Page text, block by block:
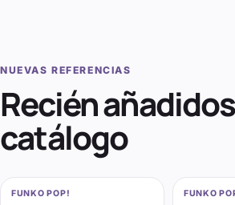
NUEVAS REFERENCIAS
Recién
catálogo
FUNKO POP! FUNKO